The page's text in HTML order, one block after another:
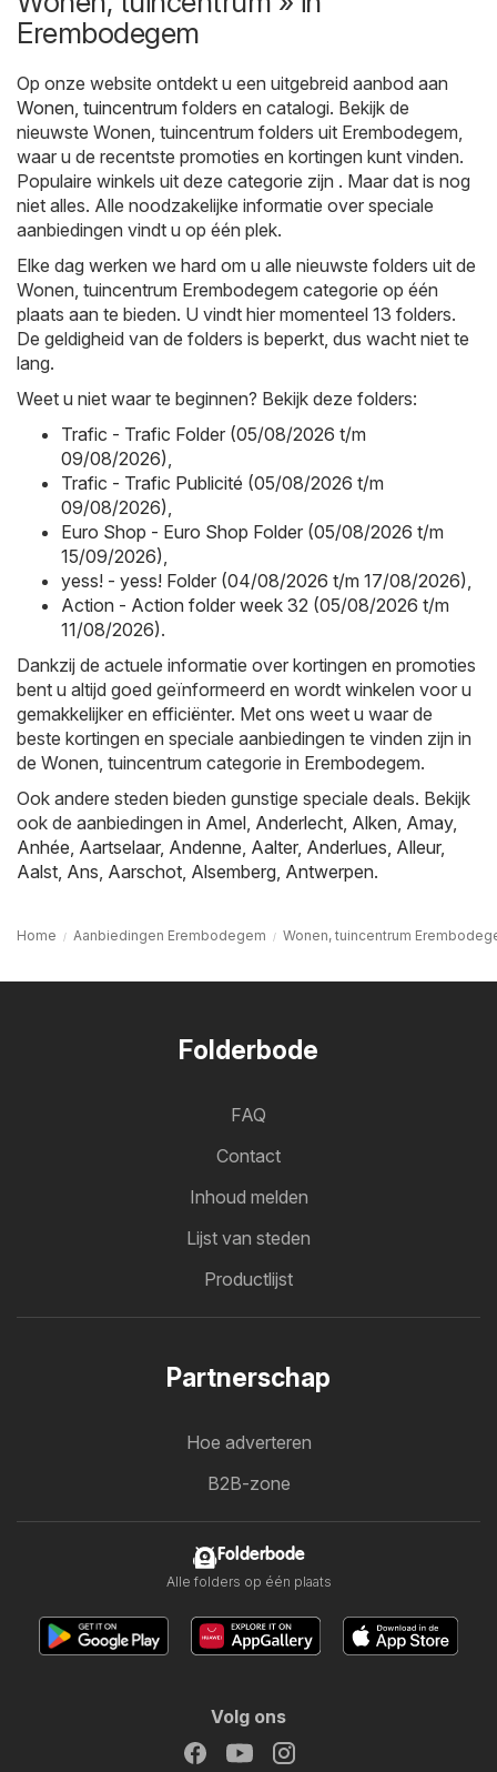
Erembodegem
Op onze website ontdekt u een uitgebreid aanbod aan
Wonen, tuincentrum folders en catalogi. Bekijk de
nieuwste Wonen, tuincentrum folders uit Erembodegem,
waar u de recentste promoties en kortingen kunt vinden.
Populaire winkels uit deze categorie zijn . Maar dat is nog
niet alles. Alle noodzakelijke informatie over speciale
aanbiedingen vindt u op één plek.
Elke dag werken we hard om u alle nieuwste folders uit de
Wonen, tuincentrum Erembodegem categorie op één
plaats aan te bieden. U vindt hier momenteel 13 folders.
De geldigheid van de folders is beperkt, dus wacht niet te
lang.
Weet u niet waar te beginnen? Bekijk deze folders:
Trafic - Trafic Folder (05/08/2026 t/m
09/08/2026),
Trafic - Trafic Publicité (05/08/2026 t/m
09/08/2026),
Euro Shop - Euro Shop Folder (05/08/2026 t/m
15/09/2026),
yess! - yess! Folder (04/08/2026 t/m 17/08/2026),
Action - Action folder week 32 (05/08/2026 t/m
11/08/2026).
Dankzij de actuele informatie over kortingen en promoties
bent u altijd goed geïnformeerd en wordt winkelen voor u
gemakkelijker en efficiënter. Met ons weet u waar de
beste kortingen en speciale aanbiedingen te vinden zijn in
de Wonen, tuincentrum categorie in Erembodegem.
Ook andere steden bieden gunstige speciale deals. Bekijk
ook de aanbiedingen in Amel, Anderlecht, Alken, Amay,
Anhée, Aartselaar, Andenne, Aalter, Anderlues, Alleur,
Aalst, Ans, Aarschot, Alsemberg, Antwerpen.
Home Aanbiedingen Erembodegem Wonen, tuincentrum
Folderbode
FAQ
Contact
Inhoud melden
Lijst van steden
Productlijst
Partnerschap
Hoe adverteren
B2B-zone
Folderbode
Alle folders op één plaats
Volg ons